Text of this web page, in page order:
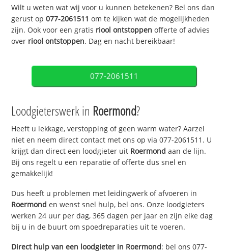
Wilt u weten wat wij voor u kunnen betekenen? Bel ons dan
gerust op077-2061511 om te kijken wat de mogelijkheden
zijn. Ook voor een gratis riool ontstoppen offerte of advies
over riool ontstoppen. Dag en nacht bereikbaar!
077-2061511
Loodgieterswerk in Roermond?
Heeft u lekkage, verstopping of geen warm water? Aarzel
niet en neem direct contact met ons op via 077-2061511. U
krijgt dan direct een loodgieter uit Roermond aan de lijn.
Bij ons regelt u een reparatie of offerte dus snel en
gemakkelijk!
Dus heeft u problemen met leidingwerk of afvoeren in
Roermond en wenst snel hulp, bel ons. Onze loodgieters
werken 24 uur per dag, 365 dagen per jaar en zijn elke dag
bij u in de buurt om spoedreparaties uit te voeren.
Direct hulp van een loodgieter in Roermond: bel ons 077-